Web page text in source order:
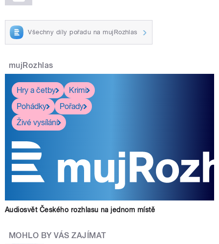
Všechny díly pořadu na mujRozhlas
mujRozhlas
Hry a četby
Krimi
Pohádky
Pořady
Živé vysílání
Audiosvět Českého rozhlasu na jednom místě
MOHLO BY VÁS ZAJÍMAT